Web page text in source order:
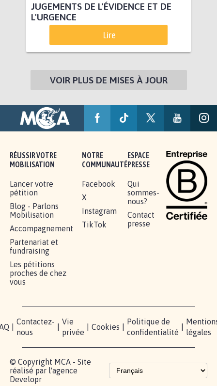
JUGEMENTS DE L'ÉVIDENCE ET DE
L'URGENCE
Lire
VOIR PLUS DE MISES À JOUR
RÉUSSIR VOTRE
MOBILISATION
Lancer votre
pétition
Blog - Parlons
Mobilisation
Accompagnement
Partenariat et
fundraising
Les pétitions
proches de chez
vous
NOTRE
COMMUNAUTÉ
Facebook
X
Instagram
TikTok
ESPACE
PRESSE
Qui
sommes-
nous?
Contact
presse
Contactez-
nous
Vie
privée
Cookies
Politique de
confidentialité
légales
© Copyright MCA - Site
réalisé par l'agence
Developr